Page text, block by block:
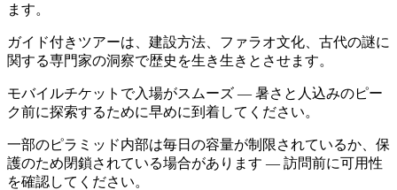
ます。
ガイド付きツアーは、建設方法、ファラオ文化、古代の謎に
関する専門家の洞察で歴史を生き生きとさせます。
モバイルチケットで入場がスムーズ — 暑さと人込みのピー
ク前に探索するために早めに到着してください。
一部のピラミッド内部は毎日の容量が制限されているか、保
護のため閉鎖されている場合があります — 訪問前に可用性
を確認してください。